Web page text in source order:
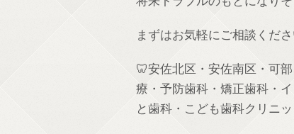
まずはお気軽にご相談くださ
🦷安佐北区・安佐南区・可
療・予防歯科・矯正歯科・
と歯科・こども歯科クリニ